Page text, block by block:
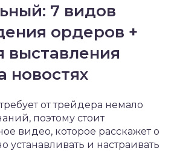
7 видов
ордеров +
выставления
новостях
от трейдера немало
поэтому стоит
видео, которое расскажет о
устанавливать и настраивать